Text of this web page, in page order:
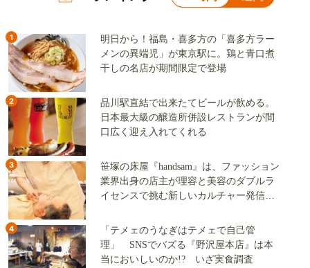
1
明日から！福島・喜多方の「喜多方ラー
メンの異端児」が東京駅に。鶏と青口煮
干しの名店が期間限定で登場
2
品川駅直結で出来たてビールが飲める。
日本最大級の醸造所併設レストランが間
口広く迎え入れてくれる
3
笹塚の床屋『handsam』は、ファッション
業界出身の店主が理容と美容のダブルラ
イセンスで挑む新しいカルチャー発信基
4
「テメェのうなぎはテメェで自己管
理」 SNSでバズる『野沢屋本店』は本
当においしいのか!? いざ実食調査